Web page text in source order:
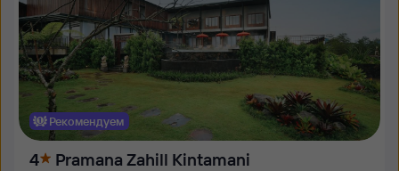
Рекомендуем
4 Pramana Zahill Kintamani